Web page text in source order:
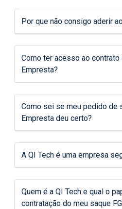
Por que não consigo aderir
Como ter acesso ao contrato
Empresta?
Como sei se meu pedido de
Empresta deu certo?
A QI Tech é uma empresa
Quem é a QI Tech e qual o
contratação do meu saque